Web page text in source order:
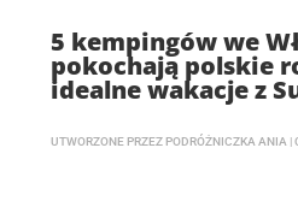
5 kempingów we
pokochają polskie
idealne wakacje z
UTWORZONE PRZEZ PODRÓŻNICZKA ANIA |